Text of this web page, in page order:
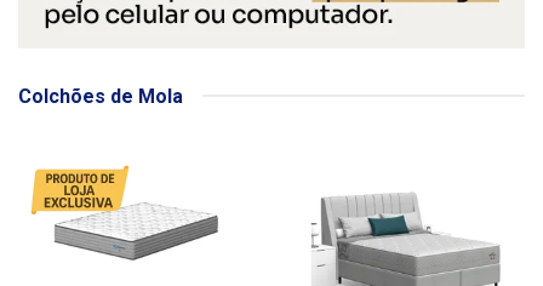
Colchões de Mola